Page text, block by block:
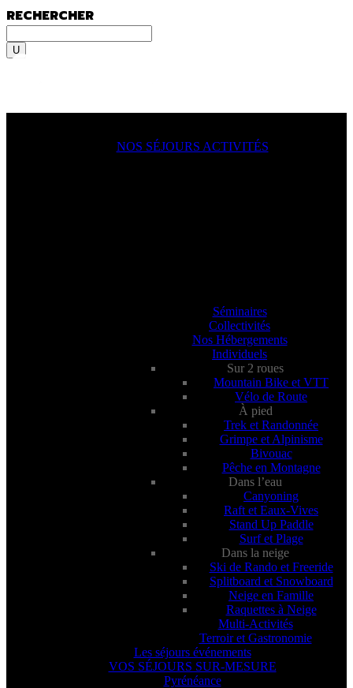
RECHERCHER
NOS SÉJOURS ACTIVITÉS
Séminaires
Collectivités
Nos Hébergements
Individuels
Sur 2 roues
Mountain Bike et VTT
Vélo de Route
À pied
Trek et Randonnée
Grimpe et Alpinisme
Bivouac
Pêche en Montagne
Dans l’eau
Canyoning
Raft et Eaux-Vives
Stand Up Paddle
Surf et Plage
Dans la neige
Ski de Rando et Freeride
Splitboard et Snowboard
Neige en Famille
Raquettes à Neige
Multi-Activités
Terroir et Gastronomie
Les séjours événements
VOS SÉJOURS SUR-MESURE
Pyrénéance